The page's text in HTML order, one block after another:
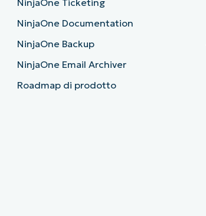
NinjaOne Ticketing
NinjaOne Documentation
NinjaOne Backup
NinjaOne Email Archiver
Roadmap di prodotto